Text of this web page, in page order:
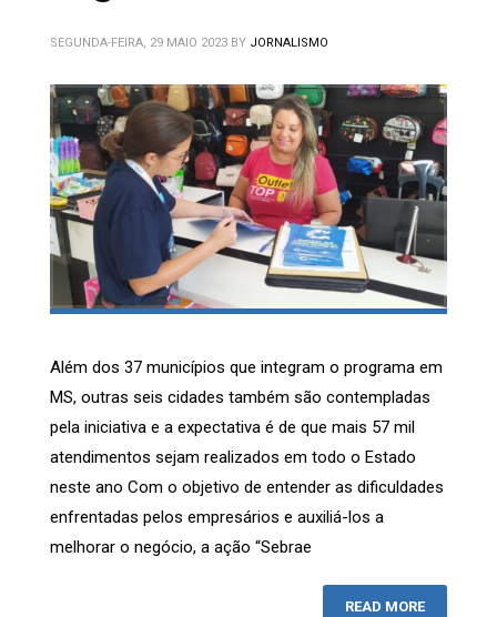
SEGUNDA-FEIRA, 29 MAIO 2023 BY JORNALISMO
Além dos 37 municípios que integram o programa em
MS, outras seis cidades também são contempladas
pela iniciativa e a expectativa é de que mais 57 mil
atendimentos sejam realizados em todo o Estado
neste ano Com o objetivo de entender as dificuldades
enfrentadas pelos empresários e auxiliá-los a
melhorar o negócio, a ação “Sebrae
READ MORE